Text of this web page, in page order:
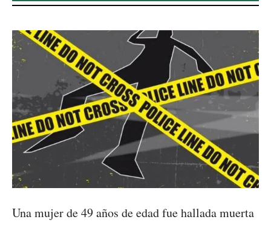
Una mujer de 49 años de edad fue hallada muerta